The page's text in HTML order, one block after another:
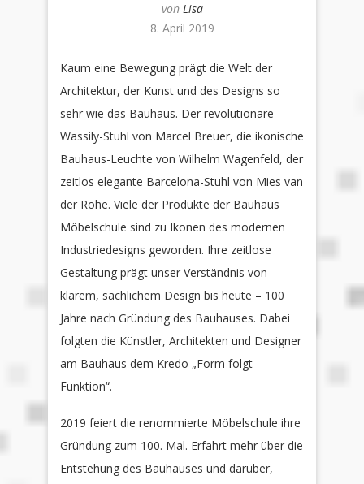
von Lisa
8. April 2019
Kaum eine Bewegung prägt die Welt der
Architektur, der Kunst und des Designs so
sehr wie das Bauhaus. Der revolutionäre
Wassily-Stuhl von Marcel Breuer, die ikonische
Bauhaus-Leuchte von Wilhelm Wagenfeld, der
zeitlos elegante Barcelona-Stuhl von Mies van
der Rohe. Viele der Produkte der Bauhaus
Möbelschule sind zu Ikonen des modernen
Industriedesigns geworden. Ihre zeitlose
Gestaltung prägt unser Verständnis von
klarem, sachlichem Design bis heute – 100
Jahre nach Gründung des Bauhauses. Dabei
folgten die Künstler, Architekten und Designer
am Bauhaus dem Kredo „Form folgt
Funktion“.
2019 feiert die renommierte Möbelschule ihre
Gründung zum 100. Mal. Erfahrt mehr über die
Entstehung des Bauhauses und darüber,